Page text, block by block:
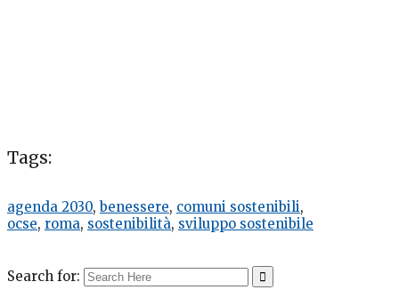
Tags:
agenda 2030, benessere, comuni sostenibili,
ocse, roma, sostenibilità, sviluppo sostenibile
Search for: